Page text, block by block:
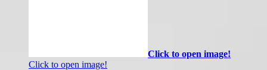
Click to open image!
Click to open image!